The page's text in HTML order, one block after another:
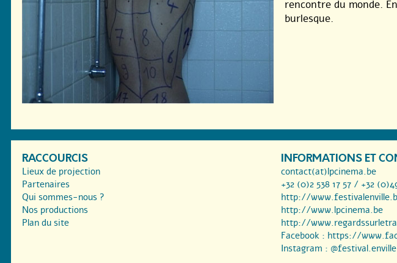
rencontre du monde.
burlesque.
RACCOURCIS
Lieux de projection
Partenaires
Qui sommes-nous ?
Nos productions
Plan du site
INFORMATIONS ET
contact(at)lpcinema.be
+32 (0)2 538 17 57 / +32
http://
http://www.lpcinema.be
http://
Facebook : https://
Instagram : @festival.enville